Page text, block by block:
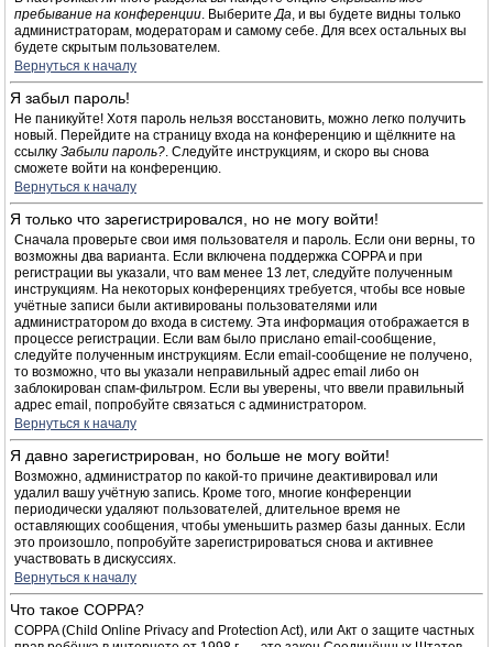
пребывание на конференции. ВыберитеДа, и вы будете видны только
администраторам, модераторам и самому себе. Для всех остальных вы
будете скрытым пользователем.
Вернуться к началу
Я забыл пароль!
Не паникуйте! Хотя пароль нельзя восстановить, можно легко получить
новый. Перейдите на страницу входа на конференцию и щёлкните на
ссылку Забыли пароль?. Следуйте инструкциям, и скоро вы снова
сможете войти на конференцию.
Вернуться к началу
Я только что зарегистрировался, но не могу войти!
Сначала проверьте свои имя пользователя и пароль. Если они верны, то
возможны два варианта. Если включена поддержка COPPA и при
регистрации вы указали, что вам менее 13 лет, следуйте полученным
инструкциям. На некоторых конференциях требуется, чтобы все новые
учётные записи были активированы пользователями или
администратором до входа в систему. Эта информация отображается в
процессе регистрации. Если вам было прислано email-сообщение,
следуйте полученным инструкциям. Если email-сообщение не получено,
то возможно, что вы указали неправильный адрес email либо он
заблокирован спам-фильтром. Если вы уверены, что ввели правильный
адрес email, попробуйте связаться с администратором.
Вернуться к началу
Я давно зарегистрирован, но больше не могу войти!
Возможно, администратор по какой-то причине деактивировал или
удалил вашу учётную запись. Кроме того, многие конференции
периодически удаляют пользователей, длительное время не
оставляющих сообщения, чтобы уменьшить размер базы данных. Если
это произошло, попробуйте зарегистрироваться снова и активнее
участвовать в дискуссиях.
Вернуться к началу
Что такое COPPA?
COPPA (Child Online Privacy and Protection Act), или Акт о защите частных